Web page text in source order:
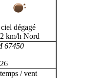
ciel dégagé
km/h Nord
67450
temps / vent